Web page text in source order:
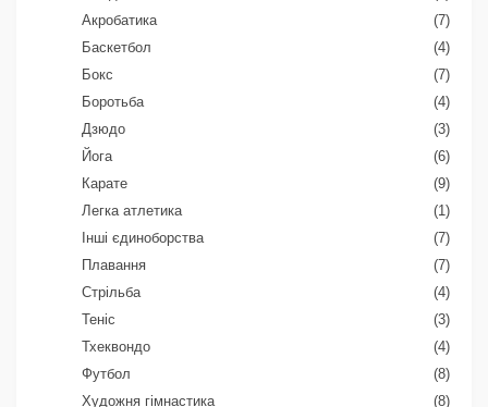
Акробатика
(7)
Баскетбол
(4)
Бокс
(7)
Боротьба
(4)
Дзюдо
(3)
Йога
(6)
Карате
(9)
Легка атлетика
(1)
Інші єдиноборства
(7)
Плавання
(7)
Стрільба
(4)
Теніс
(3)
Тхеквондо
(4)
Футбол
(8)
Художня гімнастика
(8)